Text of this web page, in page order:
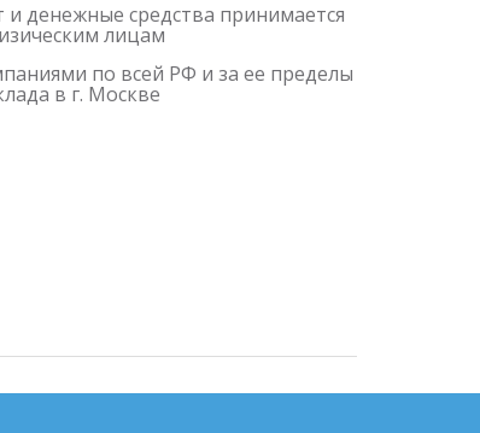
и денежные средства принимается
лицам
по всей РФ и за ее пределы
в г. Москве